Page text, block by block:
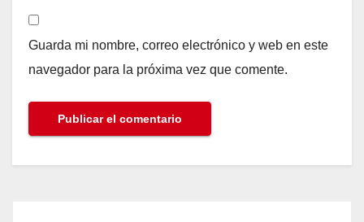
Guarda mi nombre, correo electrónico y web en este
navegador para la próxima vez que comente.